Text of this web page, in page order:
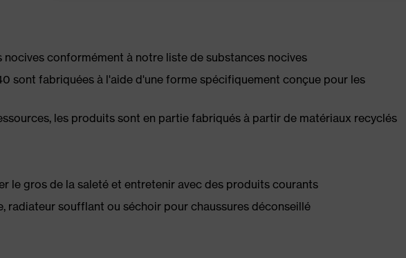
nocives conformément à notre liste de substances nocives
sont fabriquées à l'aide d'une forme spécifiquement conçue pour les
les produits sont en partie fabriqués à partir de matériaux recyclés
le gros de la saleté et entretenir avec des produits courants
radiateur soufflant ou séchoir pour chaussures déconseillé